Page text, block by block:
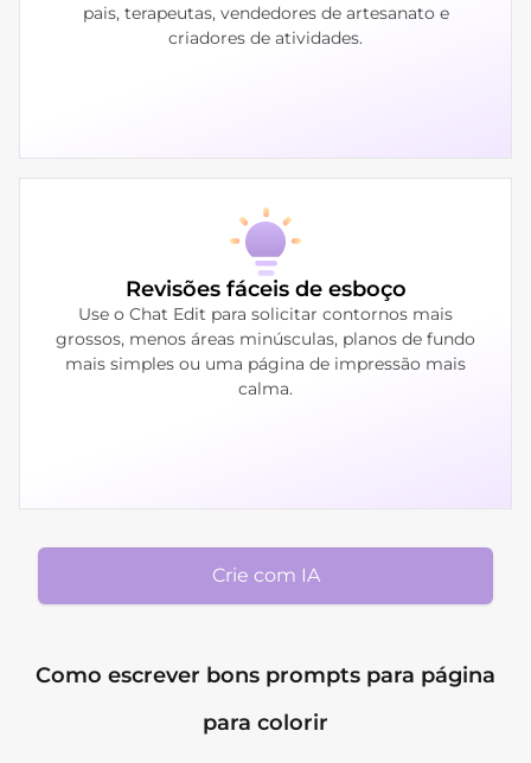
pais, terapeutas, vendedores de artesanato e
criadores de atividades.
Revisões fáceis de esboço
Use o Chat Edit para solicitar contornos mais
grossos, menos áreas minúsculas, planos de fundo
mais simples ou uma página de impressão mais
calma.
Crie com IA
Como escrever bons prompts para página
para colorir